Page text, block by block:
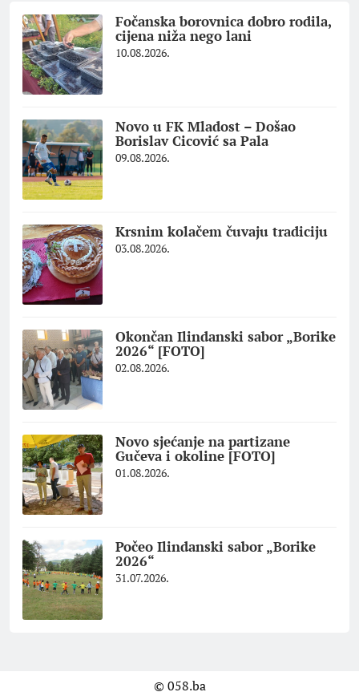
Fočanska borovnica dobro rodila,
cijena niža nego lani
10.08.2026.
Novo u FK Mladost – Došao
Borislav Cicović sa Pala
09.08.2026.
Krsnim kolačem čuvaju tradiciju
03.08.2026.
Okončan Ilindanski sabor „Borike
2026“ [FOTO]
02.08.2026.
Novo sjećanje na partizane
Gučeva i okoline [FOTO]
01.08.2026.
Počeo Ilindanski sabor „Borike
2026“
31.07.2026.
© 058.ba